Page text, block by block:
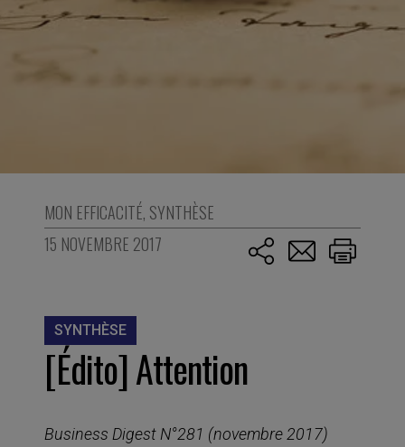
MON EFFICACITÉ, SYNTHÈSE
15 NOVEMBRE 2017
SYNTHÈSE
[Édito] Attention
Business Digest N°281 (novembre 2017)